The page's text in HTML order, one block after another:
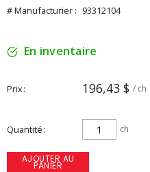
# Manufacturier : 93312104
En inventaire
Prix 196,43 $ / ch
Quantité ch
AJOUTER AU
PANIER